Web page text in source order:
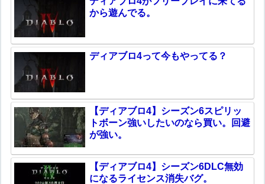
から遊んでる。
ディアブロ4って今もやってる？
【ディアブロ4】シーズン6スピリッ
トボーン強いしたいのなら買い。回避
が強い。
【ディアブロ4】シーズン6DLC無効
になるライセンス消失バグ。